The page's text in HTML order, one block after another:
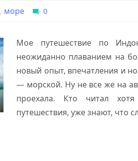
, море 0
Мое путешествие по
неожиданно плаванием на
новый опыт, впечатления и
— морской. Ну не все же на
проехала. Кто читал
путешествия, уже знают, что